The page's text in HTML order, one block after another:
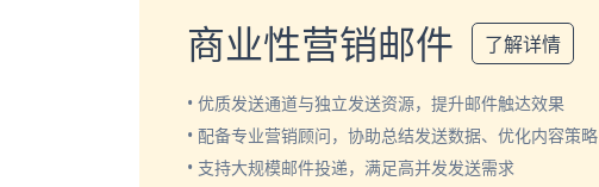
商业性营销邮件 了解详情
• 优质发送通道与独立发送资源，提升邮件触达效果
• 配备专业营销顾问，协助总结发送数据、优化内容策略
• 支持大规模邮件投递，满足高并发发送需求